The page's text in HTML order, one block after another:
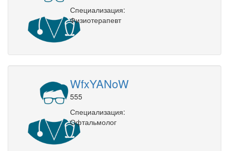
Специализация:
Физиотерапевт
WfxYANoW
555
Специализация:
Офтальмолог